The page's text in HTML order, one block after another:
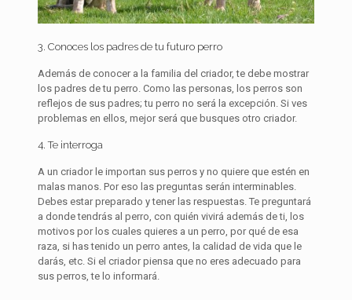
3. Conoces los padres de tu futuro perro
Además de conocer a la familia del criador, te debe mostrar
los padres de tu perro. Como las personas, los perros son
reflejos de sus padres; tu perro no será la excepción. Si ves
problemas en ellos, mejor será que busques otro criador.
4. Te interroga
A un criador le importan sus perros y no quiere que estén en
malas manos. Por eso las preguntas serán interminables.
Debes estar preparado y tener las respuestas. Te preguntará
a donde tendrás al perro, con quién vivirá además de ti, los
motivos por los cuales quieres a un perro, por qué de esa
raza, si has tenido un perro antes, la calidad de vida que le
darás, etc. Si el criador piensa que no eres adecuado para
sus perros, te lo informará.